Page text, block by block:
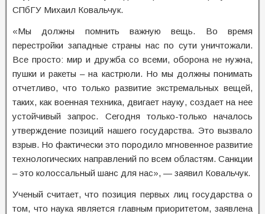
СПбГУ Михаил Ковальчук.
«Мы должны помнить важную вещь. Во время
перестройки западные страны нас по сути уничтожали.
Все просто: мир и дружба со всеми, оборона не нужна,
пушки и ракеты – на кастрюли. Но мы должны понимать
отчетливо, что только развитие экстремальных вещей,
таких, как военная техника, двигает науку, создает на нее
устойчивый запрос. Сегодня только-только началось
утверждение позиций нашего государства. Это вызвало
взрыв. Но фактически это породило мгновенное развитие
технологических направлений по всем областям. Санкции
– это колоссальный шанс для нас», — заявил Ковальчук.
Ученый считает, что позиция первых лиц государства о
том, что наука является главным приоритетом, заявлена